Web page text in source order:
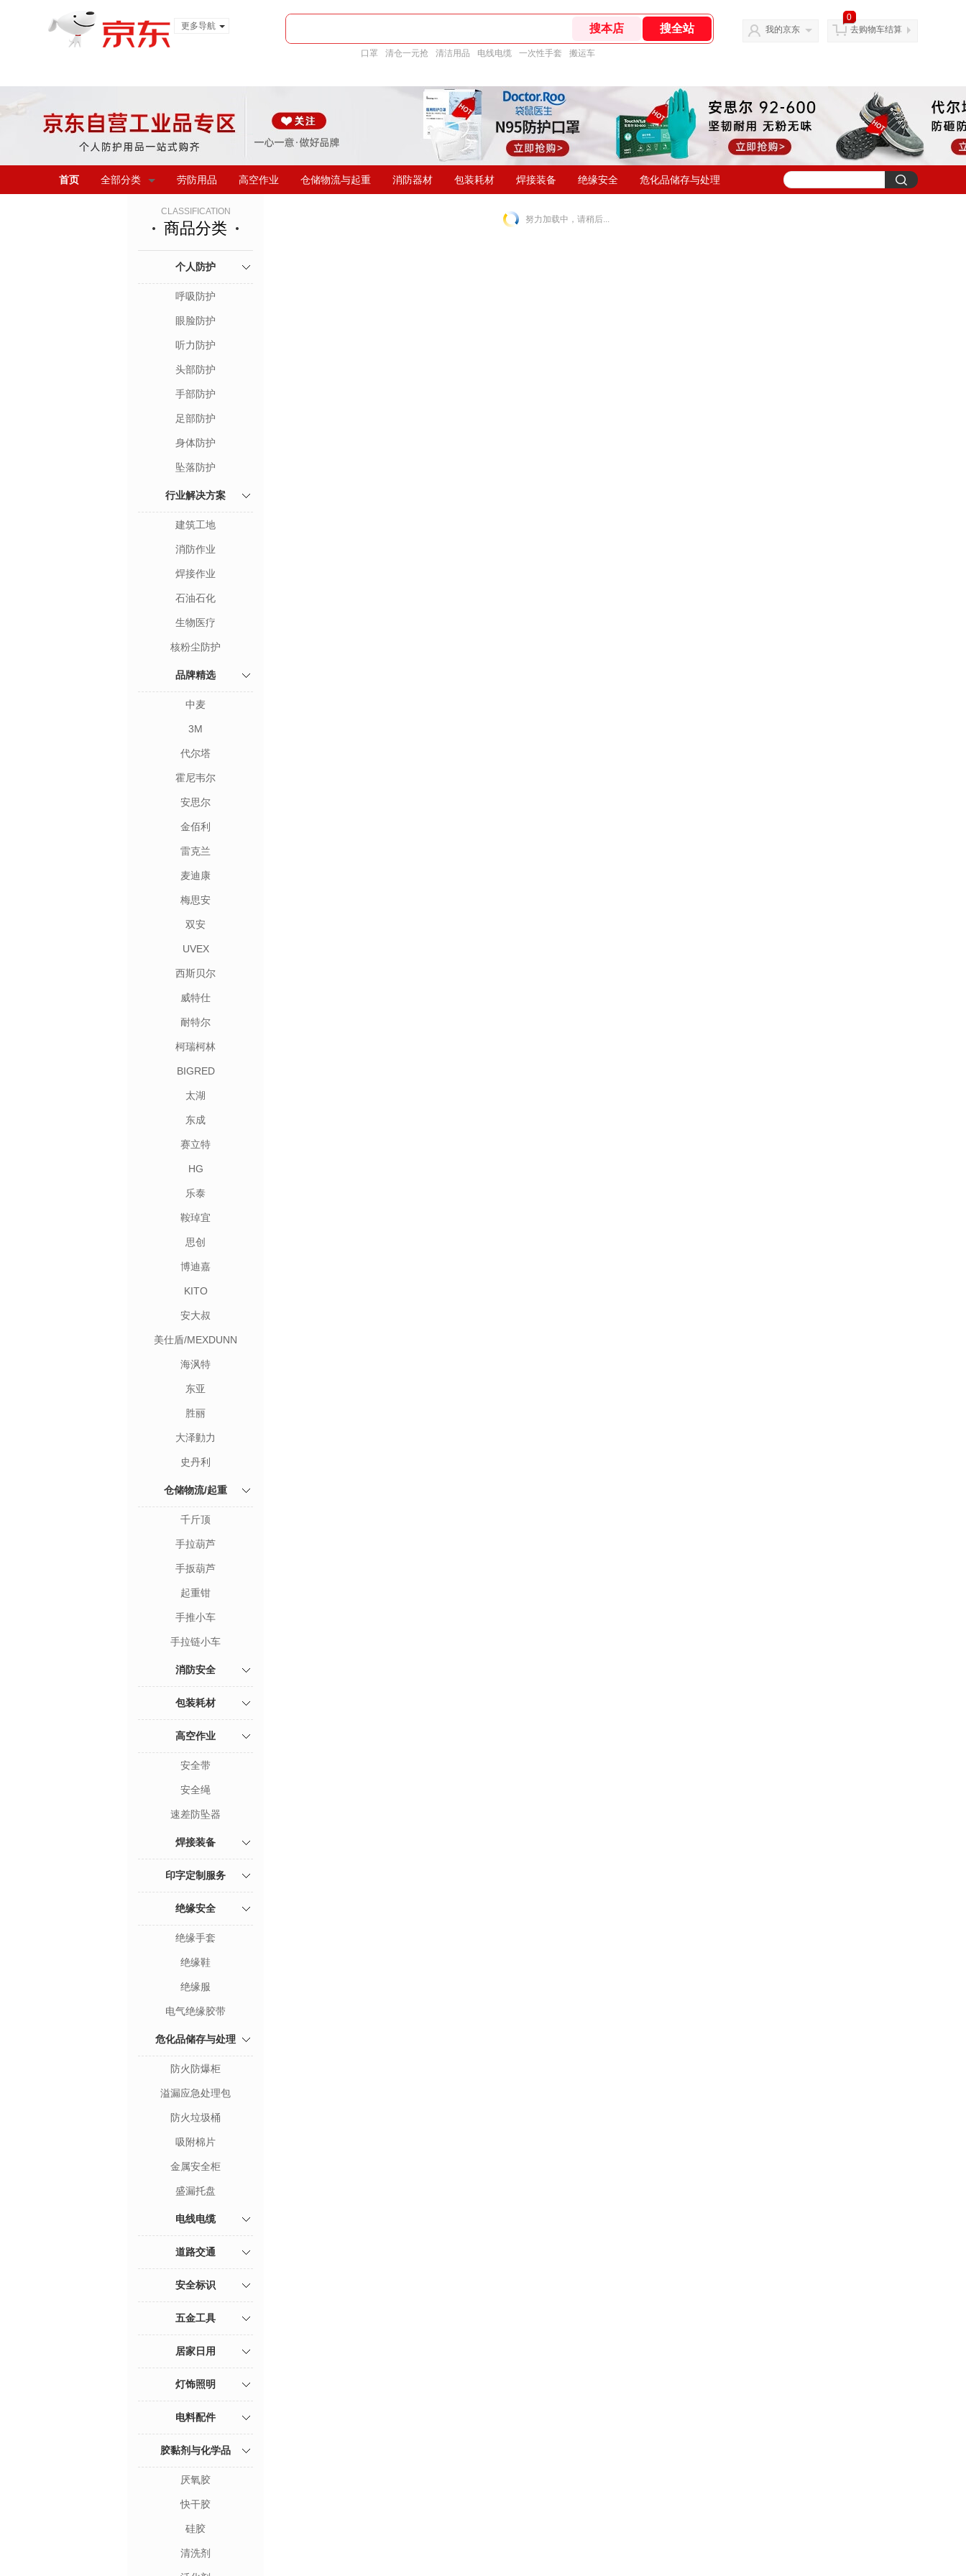
更多导航
口罩 清仓一元抢 清洁用品 电线电缆 一次性手套 搬运车
我的京东
0
去购物车结算
首页 全部分类 劳防用品 高空作业 仓储物流与起重 消防器材 包装耗材 焊接装备 绝缘安全 危化品储存与处理
CLASSIFICATION
商品分类
个人防护
呼吸防护
眼脸防护
听力防护
头部防护
手部防护
足部防护
身体防护
坠落防护
行业解决方案
建筑工地
消防作业
焊接作业
石油石化
生物医疗
核粉尘防护
品牌精选
中麦
3M
代尔塔
霍尼韦尔
安思尔
金佰利
雷克兰
麦迪康
梅思安
双安
UVEX
西斯贝尔
威特仕
耐特尔
柯瑞柯林
BIGRED
太湖
东成
赛立特
HG
乐泰
鞍琸宜
思创
博迪嘉
KITO
安大叔
美仕盾/MEXDUNN
海沨特
东亚
胜丽
大泽勭力
史丹利
仓储物流/起重
千斤顶
手拉葫芦
手扳葫芦
起重钳
手推小车
手拉链小车
消防安全
包装耗材
高空作业
安全带
安全绳
速差防坠器
焊接装备
印字定制服务
绝缘安全
绝缘手套
绝缘鞋
绝缘服
电气绝缘胶带
危化品储存与处理
防火防爆柜
溢漏应急处理包
防火垃圾桶
吸附棉片
金属安全柜
盛漏托盘
电线电缆
道路交通
安全标识
五金工具
居家日用
灯饰照明
电料配件
胶黏剂与化学品
厌氧胶
快干胶
硅胶
清洗剂
努力加载中，请稍后...